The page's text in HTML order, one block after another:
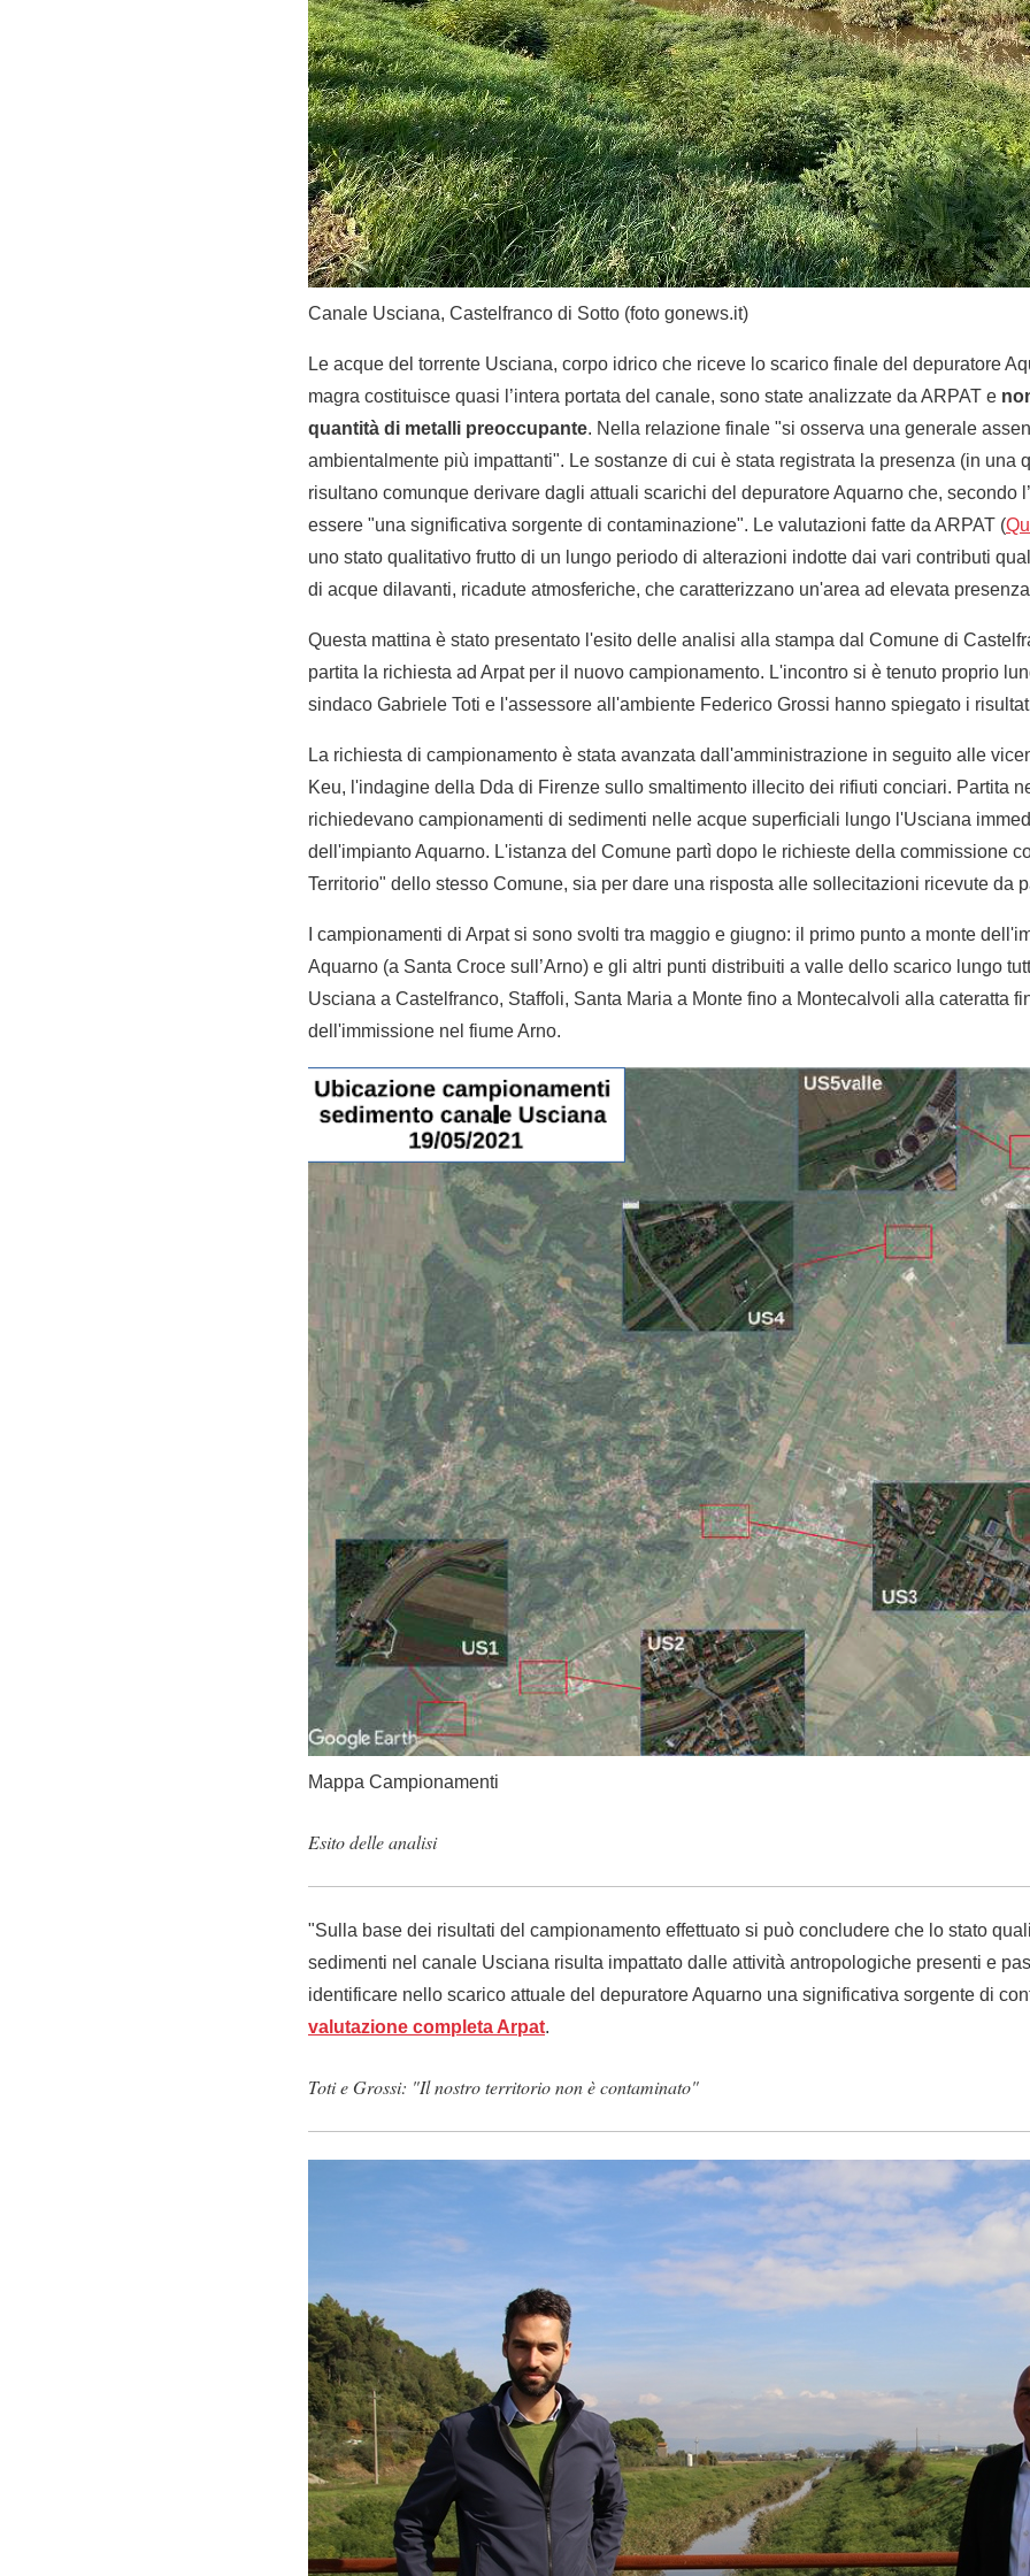
Canale Usciana, Castelfranco di Sotto (foto gonews.it)
Le acque del torrente Usciana, corpo idrico che riceve lo scarico finale del depuratore
magra costituisce quasi l’intera portata del canale, sono state analizzate da ARPAT e
quantità di metalli preoccupante. Nella relazione finale "si osserva una generale
ambientalmente più impattanti". Le sostanze di cui è stata registrata la presenza (in una
risultano comunque derivare dagli attuali scarichi del depuratore Aquarno che, secondo
essere "una significativa sorgente di contaminazione". Le valutazioni fatte da ARPAT (
uno stato qualitativo frutto di un lungo periodo di alterazioni indotte dai vari contributi
di acque dilavanti, ricadute atmosferiche, che caratterizzano un'area ad elevata
Questa mattina è stato presentato l'esito delle analisi alla stampa dal Comune di
partita la richiesta ad Arpat per il nuovo campionamento. L'incontro si è tenuto proprio
sindaco Gabriele Toti e l'assessore all'ambiente Federico Grossi hanno spiegato i
La richiesta di campionamento è stata avanzata dall'amministrazione in seguito alle
Keu, l'indagine della Dda di Firenze sullo smaltimento illecito dei rifiuti conciari. Partita
richiedevano campionamenti di sedimenti nelle acque superficiali lungo l'Usciana
dell'impianto Aquarno. L'istanza del Comune partì dopo le richieste della commissione
Territorio" dello stesso Comune, sia per dare una risposta alle sollecitazioni ricevute da
I campionamenti di Arpat si sono svolti tra maggio e giugno: il primo punto a monte
Aquarno (a Santa Croce sull’Arno) e gli altri punti distribuiti a valle dello scarico lungo
Usciana a Castelfranco, Staffoli, Santa Maria a Monte fino a Montecalvoli alla cateratta
dell'immissione nel fiume Arno.
Mappa Campionamenti
Esito delle analisi
"Sulla base dei risultati del campionamento effettuato si può concludere che lo stato
sedimenti nel canale Usciana risulta impattato dalle attività antropologiche presenti e
identificare nello scarico attuale del depuratore Aquarno una significativa sorgente di
valutazione completa Arpat.
Toti e Grossi: "Il nostro territorio non è contaminato"